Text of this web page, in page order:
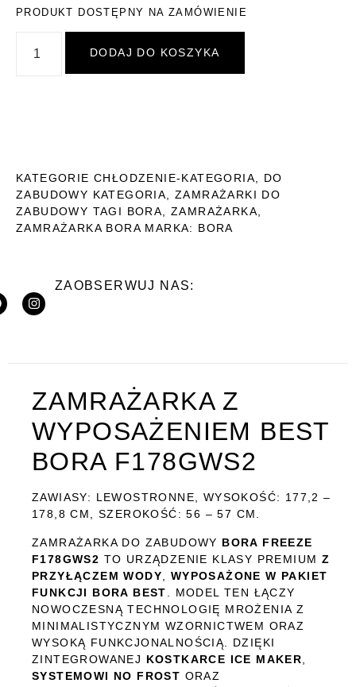
PRODUKT DOSTĘPNY NA ZAMÓWIENIE
DODAJ DO KOSZYKA
KATEGORIE CHŁODZENIE-KATEGORIA
DO
ZABUDOWY KATEGORIA ,ZAMRAŻARKI DO
ZABUDOWY TAGI BORA ,ZAMRAŻARKA
ZAMRAŻARKA BORA MARKA: BORA
ZAOBSERWUJ NAS:
ZAMRAŻARKA Z
WYPOSAŻENIEM BEST
BORA F178GWS2
ZAWIASY: LEWOSTRONNE, WYSOKOŚĆ: 177,2 –
178,8 CM, SZEROKOŚĆ: 56 – 57 CM.
ZAMRAŻARKA DO ZABUDOWY BORA FREEZE
F178GWS2 TO URZĄDZENIE KLASY PREMIUM Z
PRZYŁĄCZEM WODY
WYPOSAŻONE W PAKIET
FUNKCJI BORA BEST
. MODEL TEN ŁĄCZY
NOWOCZESNĄ TECHNOLOGIĘ MROŻENIA Z
MINIMALISTYCZNYM WZORNICTWEM ORAZ
WYSOKĄ FUNKCJONALNOŚCIĄ. DZIĘKI
ZINTEGROWANEJ KOSTKARCE ICE MAKER
SYSTEMOWI NO FROST ORAZ